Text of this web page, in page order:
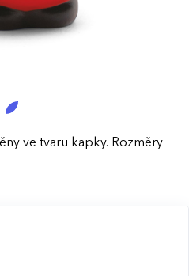
ve tvaru kapky. Rozměry